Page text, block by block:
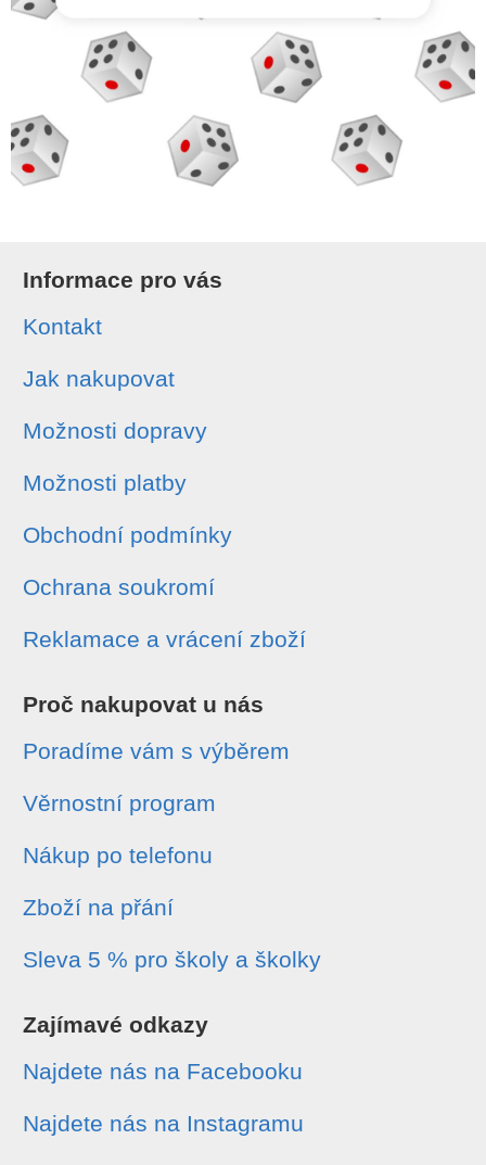
Informace pro vás
Kontakt
Jak nakupovat
Možnosti dopravy
Možnosti platby
Obchodní podmínky
Ochrana soukromí
Reklamace a vrácení zboží
Proč nakupovat u nás
Poradíme vám s výběrem
Věrnostní program
Nákup po telefonu
Zboží na přání
Sleva 5 % pro školy a školky
Zajímavé odkazy
Najdete nás na Facebooku
Najdete nás na Instagramu